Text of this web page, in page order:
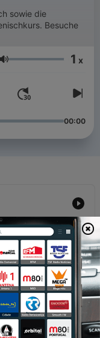
sowie die
Besuche
Volume 1 x
00:00